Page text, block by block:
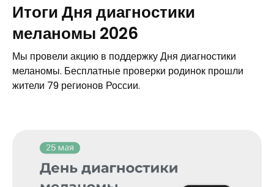
Итоги Дня диагностики
меланомы 2026
Мы провели акцию в поддержку Дня диагностики
меланомы. Бесплатные проверки родинок прошли
жители 79 регионов России.